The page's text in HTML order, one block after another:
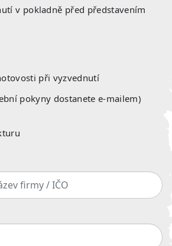
v pokladně před představením
při vyzvednutí
pokyny dostanete e-mailem)